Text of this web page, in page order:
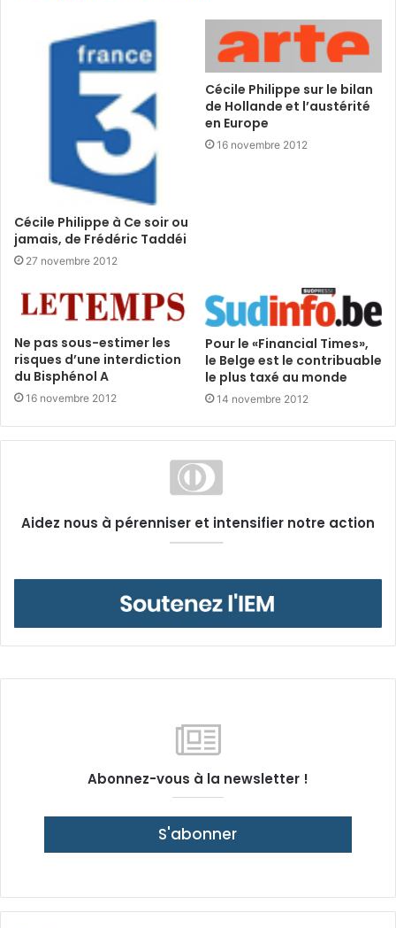
Cécile Philippe à Ce soir ou
jamais, de Frédéric Taddéi
27 novembre 2012
Cécile Philippe sur le bilan
de Hollande et l’austérité
en Europe
16 novembre 2012
Ne pas sous-estimer les
risques d’une interdiction
du Bisphénol A
16 novembre 2012
Pour le «Financial Times»,
le Belge est le contribuable
le plus taxé au monde
14 novembre 2012
Aidez nous à pérenniser et intensifier notre action
Abonnez-vous à la newsletter !
S'abonner